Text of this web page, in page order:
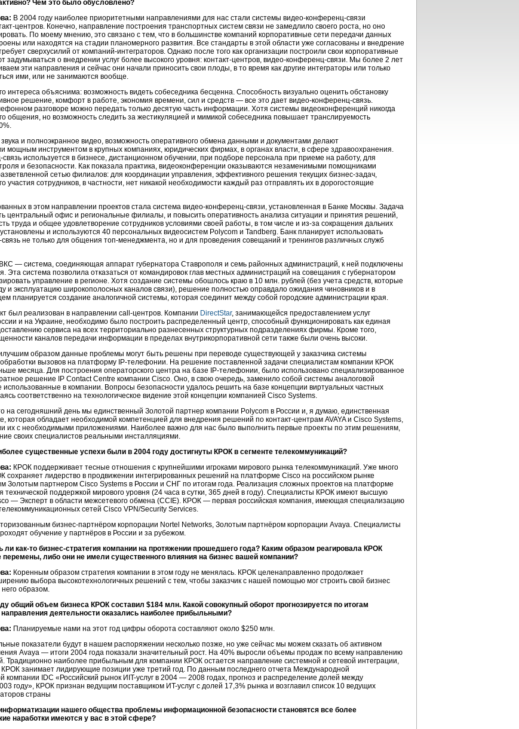
Чем это было обусловлено?
В 2004 году наиболее приоритетными направлениями для нас стали системы видео-конференц-связи
центров. Конечно, направление построения транспортных систем связи не замедлило своего роста, но оно
По моему мнению, это связано с тем, что в большинстве компаний корпоративные сети передачи данных
или находятся на стадии планомерного развития. Все стандарты в этой области уже согласованы и внедрение
сверхусилий от компаний-интеграторов. Однако после того как организации построили свои корпоративные
задумываться о внедрении услуг более высокого уровня: контакт-центров, видео-конференц-связи. Мы более 2 лет
эти направления и сейчас они начали приносить свои плоды, в то время как другие интеграторы или только
ими, или не занимаются вообще.
интереса объяснима: возможность видеть собеседника бесценна. Способность визуально оценить обстановку
решение, комфорт в работе, экономия времени, сил и средств — все это дает видео-конференц-связь.
разговоре можно передать только десятую часть информации. Хотя системы видеоконференций никогда
общения, но возможность следить за жестикуляцией и мимикой собеседника повышает транслируемость
звука и полноэкранное видео, возможность оперативного обмена данными и документами делают
мощным инструментом в крупных компаниях, юридических фирмах, в органах власти, в сфере здравоохранения.
-связь используется в бизнесе, дистанционном обучении, при подборе персонала при приеме на работу, для
и безопасности. Как показала практика, видеоконференции оказываются незаменимыми помощниками
сетью филиалов: для координации управления, эффективного решения текущих бизнес-задач,
участия сотрудников, в частности, нет никакой необходимости каждый раз отправлять их в дорогостоящие
в этом направлении проектов стала система видео-конференц-связи, установленная в Банке Москвы. Задача
центральный офис и региональные филиалы, и повысить оперативность анализа ситуации и принятия решений,
труда и общее удовлетворение сотрудников условиями своей работы, в том числе и из-за сокращения дальних
и используются 40 персональных видеосистем Polycom и Tandberg. Банк планирует использовать
-связь не только для общения топ-менеджмента, но и для проведения совещаний и тренингов различных служб
— система, соединяющая аппарат губернатора Ставрополя и семь районных администраций, к ней подключены
Эта система позволила отказаться от командировок глав местных администраций на совещания с губернатором
управление в регионе. Хотя создание системы обошлось краю в 10 млн. рублей (без учета средств, которые
и эксплуатацию широкополосных каналов связи), решение полностью оправдало ожидания чиновников и в
планируется создание аналогичной системы, которая соединит между собой городские администрации края.
был реализован в направлении call-центров. Компании DirectStar, занимающейся предоставлением услуг
и на Украине, необходимо было построить распределенный центр, способный функционировать как единая
сервиса на всех территориально разнесенных структурных подразделениях фирмы. Кроме того,
каналов передачи информации в пределах внутрикорпоративной сети также были очень высоки.
образом данные проблемы могут быть решены при переводе существующей у заказчика системы
вызовов на платформу IP-телефонии. На решение поставленной задачи специалистам компании КРОК
месяца. Для построения операторского центра на базе
IP-телефонии, было использовано специализированное
решение IP Contact Centre компании Cisco. Оно, в свою очередь, заменило собой системы аналоговой
в компании. Вопросы безопасности удалось решить на базе концепции виртуальных частных
соответственно на технологическое видение этой концепции компанией Cisco Systems.
на сегодняшний день мы единственный Золотой партнер компании Polycom в России и, я думаю, единственная
которая обладает необходимой компетенцией для внедрения решений по контакт-центрам AVAYA и Cisco Systems,
их с необходимыми приложениями. Наиболее важно для нас было выполнить первые проекты по этим решениям,
своих специалистов реальными инсталляциями.
существенные успехи были в 2004 году достигнуты КРОК в сегменте телекоммуникаций?
КРОК поддерживает тесные отношения с крупнейшими игроками мирового рынка телекоммуникаций. Уже много
сохраняет лидерство в продвижении интегрированных решений на платформе Cisco на российском рынке
Золотым партнером Cisco Systems в России и СНГ по итогам года. Реализация сложных проектов на платформе
технической поддержкой мирового уровня (24 часа в сутки, 365 дней в году). Специалисты КРОК имеют высшую
— Эксперт в области межсетевого обмена (CCIE). КРОК — первая российская компания, имеющая специализацию
сетей Cisco VPN/Security Services.
бизнес-партнёром корпорации Nortel Networks, Золотым партнёром корпорации Avaya. Специалисты
обучение у партнёров в России и за рубежом.
ли как-то бизнес-стратегия компании на протяжении прошедшего года? Каким образом реагировала КРОК
либо они не имели существенного влияния на бизнес вашей компании?
Коренным образом стратегия компании в этом году не менялась. КРОК целенаправленно продолжает
выбора высокотехнологичных решений с тем, чтобы заказчик с нашей помощью мог строить свой бизнес
образом.
общий объем бизнеса КРОК составил $184 млн. Какой совокупный оборот прогнозируется по итогам
направления деятельности оказались наиболее прибыльными?
Планируемые нами на этот год цифры оборота составляют около $250 млн.
показатели будут в нашем распоряжении несколько позже, но уже сейчас мы можем сказать об активном
Avaya — итоги 2004 года показали значительный рост. На 40% выросли объемы продаж по всему направлению
Традиционно наиболее прибыльным для компании КРОК остается направление системной и сетевой интеграции,
КРОК занимает лидирующие позиции уже третий год. По данным последнего отчета Международной
компании IDC «Российский рынок ИIT-услуг в 2004 — 2008 годах, прогноз и распределение долей между
году», КРОК признан ведущим поставщиком ИT-услуг с долей 17,3% рынка и возглавил список 10 ведущих
страны
нашего общества проблемы информационной безопасности становятся все более
наработки имеются у вас в этой сфере?